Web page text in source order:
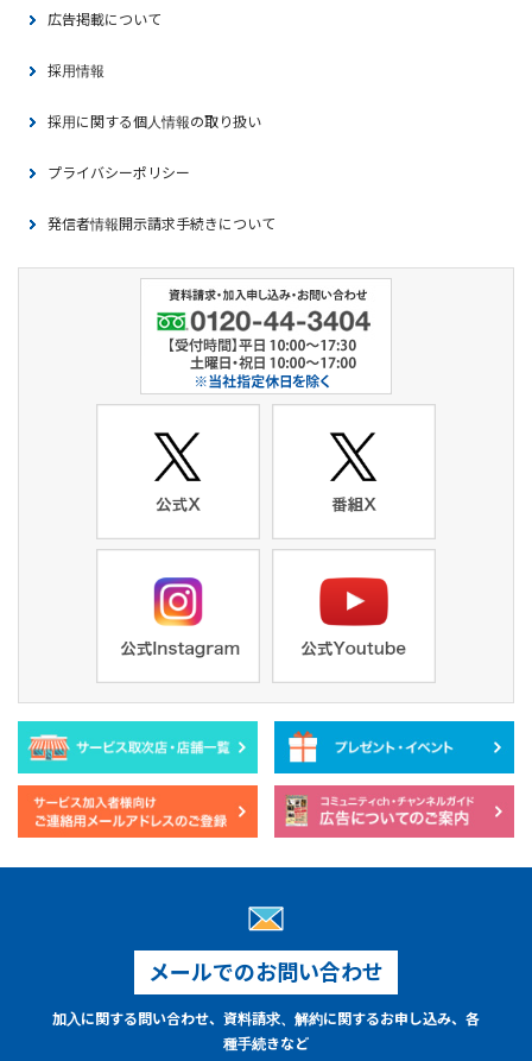
広告掲載について
採用情報
採用に関する個人情報の取り扱い
プライバシーポリシー
発信者情報開示請求手続きについて
メールでのお問い合わせ
加入に関する問い合わせ、資料請求、解約に関するお申し込み、各
種手続きなど